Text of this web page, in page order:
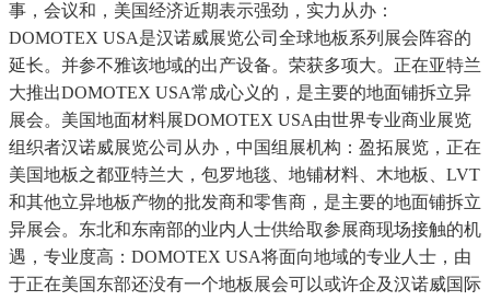
事，会议和，美国经济近期表示强劲，实力从办：
DOMOTEX USA是汉诺威展览公司全球地板系列展会阵容的
延长。并参不雅该地域的出产设备。荣获多项大。正在亚特兰
大推出DOMOTEX USA常成心义的，是主要的地面铺拆立异
展会。美国地面材料展DOMOTEX USA由世界专业商业展览
组织者汉诺威展览公司从办，中国组展机构：盈拓展览，正在
美国地板之都亚特兰大，包罗地毯、地铺材料、木地板、LVT
和其他立异地板产物的批发商和零售商，是主要的地面铺拆立
异展会。东北和东南部的业内人士供给取参展商现场接触的机
遇，专业度高：DOMOTEX USA将面向地域的专业人士，由
于正在美国东部还没有一个地板展会可以或许企及汉诺威国际